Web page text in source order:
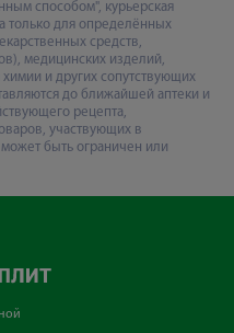
способом", курьерская
только для определённых
средств,
медицинских изделий,
и других сопутствующих
до ближайшей аптеки и
рецепта,
участвующих в
быть ограничен или